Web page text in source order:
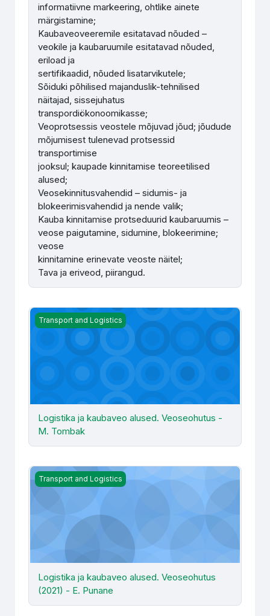
informatiivne markeering, ohtlike ainete
märgistamine;
Kaubaveoveeremile esitatavad nõuded –
veokile ja kaubaruumile esitatavad nõuded,
eriload ja
sertifikaadid, nõuded lisatarvikutele;
Sõiduki põhilised majanduslik-tehnilised
näitajad, sissejuhatus
transpordiökonoomikasse;
Veoprotsessis veostele mõjuvad jõud; jõudude
mõjumisest tulenevad protsessid
transportimise
jooksul; kaupade kinnitamise teoreetilised
alused;
Veosekinnitusvahendid – sidumis- ja
blokeerimisvahendid ja nende valik;
Kauba kinnitamise protseduurid kaubaruumis –
veose paigutamine, sidumine, blokeerimine;
veose
kinnitamine erinevate veoste näitel;
Tava ja eriveod, piirangud.
Logistika ja kaubaveo alused. Veoseohutus - M. Tombak
Transport and Logistics
Logistika ja kaubaveo alused. Veoseohutus -
M. Tombak
Logistika ja kaubaveo alused. Veoseohutus (2021) - E.
Transport and Logistics
Logistika ja kaubaveo alused. Veoseohutus
(2021) - E. Punane